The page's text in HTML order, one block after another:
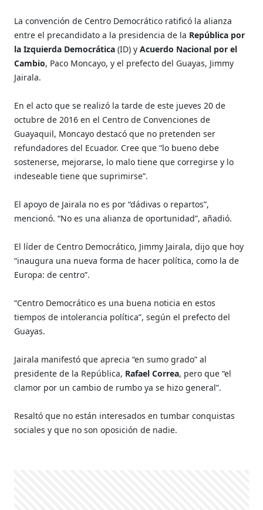
La convención de Centro Democrático ratificó la alianza
entre el precandidato a la presidencia de la República por
la Izquierda Democrática (ID) yAcuerdo Nacional por el
Cambio, Paco Moncayo, y el prefecto del Guayas, Jimmy
Jairala.
En el acto que se realizó la tarde de este jueves 20 de
octubre de 2016 en el Centro de Convenciones de
Guayaquil, Moncayo destacó que no pretenden ser
refundadores del Ecuador. Cree que “lo bueno debe
sostenerse, mejorarse, lo malo tiene que corregirse y lo
indeseable tiene que suprimirse”.
El apoyo de Jairala no es por “dádivas o repartos”,
mencionó. “No es una alianza de oportunidad”, añadió.
El líder de Centro Democrático, Jimmy Jairala, dijo que hoy
“inaugura una nueva forma de hacer política, como la de
Europa: de centro”.
“Centro Democrático es una buena noticia en estos
tiempos de intolerancia política”, según el prefecto del
Guayas.
Jairala manifestó que aprecia “en sumo grado” al
presidente de la República, Rafael Correa, pero que “el
clamor por un cambio de rumbo ya se hizo general”.
Resaltó que no están interesados en tumbar conquistas
sociales y que no son oposición de nadie.